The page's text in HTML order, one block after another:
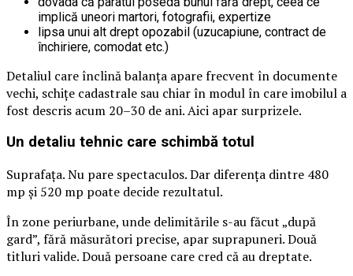
implică uneori martori, fotografii, expertize
lipsa unui alt drept opozabil (uzucapiune, contract de
închiriere, comodat etc.)
Detaliul care înclină balanța apare frecvent în documente
vechi, schițe cadastrale sau chiar în modul în care imobilul a
fost descris acum 20–30 de ani. Aici apar surprizele.
Un detaliu tehnic care schimbă totul
Suprafața. Nu pare spectaculos. Dar diferența dintre 480
mp și 520 mp poate decide rezultatul.
În zone periurbane, unde delimitările s-au făcut „după
gard”, fără măsurători precise, apar suprapuneri. Două
titluri valide. Două persoane care cred că au dreptate.